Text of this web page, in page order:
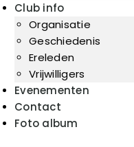
Club info
Organisatie
Geschiedenis
Ereleden
Vrijwilligers
Evenementen
Contact
Foto album